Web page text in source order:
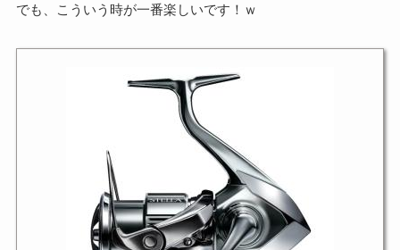
でも、こういう時が一番楽しいです！ｗ